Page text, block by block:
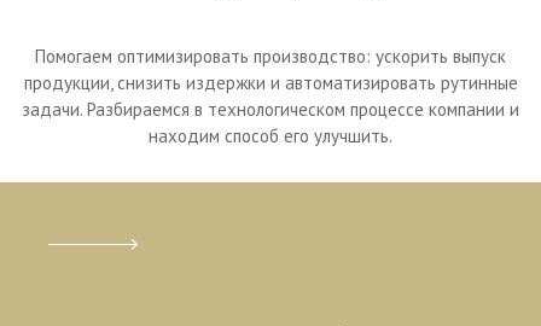
Помогаем оптимизировать производство: ускорить выпуск
продукции, снизить издержки и автоматизировать рутинные
задачи. Разбираемся в технологическом процессе компании и
находим способ его улучшить.